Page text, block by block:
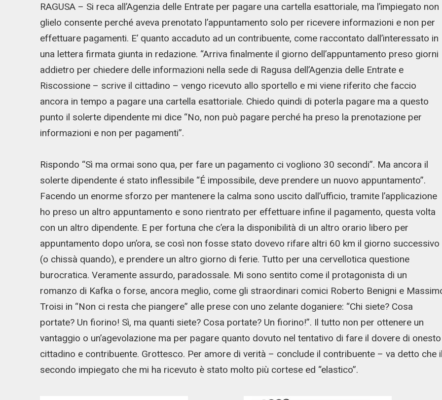
RAGUSA – Si reca all’Agenzia delle Entrate per pagare una cartella esattoriale, ma l’impiegato non
glielo consente perché aveva prenotato l’appuntamento solo per ricevere informazioni e non per
effettuare pagamenti. E’ quanto accaduto ad un contribuente, come raccontato dall’interessato in
una lettera firmata giunta in redazione. “Arriva finalmente il giorno dell’appuntamento preso giorni
addietro per chiedere delle informazioni nella sede di Ragusa dell’Agenzia delle Entrate e
Riscossione – scrive il cittadino – vengo ricevuto allo sportello e mi viene riferito che faccio
ancora in tempo a pagare una cartella esattoriale. Chiedo quindi di poterla pagare ma a questo
punto il solerte dipendente mi dice “No, non può pagare perché ha preso la prenotazione per
informazioni e non per pagamenti”.
Rispondo “Sì ma ormai sono qua, per fare un pagamento ci vogliono 30 secondi”. Ma ancora il
solerte dipendente é stato inflessibile “É impossibile, deve prendere un nuovo appuntamento”.
Facendo un enorme sforzo per mantenere la calma sono uscito dall’ufficio, tramite l’applicazione
ho preso un altro appuntamento e sono rientrato per effettuare infine il pagamento, questa volta
con un altro dipendente. E per fortuna che c’era la disponibilità di un altro orario libero per
appuntamento dopo un’ora, se così non fosse stato dovevo rifare altri 60 km il giorno successivo
(o chissà quando), e prendere un altro giorno di ferie. Tutto per una cervellotica questione
burocratica. Veramente assurdo, paradossale. Mi sono sentito come il protagonista di un
romanzo di Kafka o forse, ancora meglio, come gli straordinari comici Roberto Benigni e
Troisi in “Non ci resta che piangere” alle prese con uno zelante doganiere: “Chi siete? Cosa
portate? Un fiorino! Sì, ma quanti siete? Cosa portate? Un fiorino!”. Il tutto non per ottenere un
vantaggio o un’agevolazione ma per pagare quanto dovuto nel tentativo di fare il dovere di onesto
cittadino e contribuente. Grottesco. Per amore di verità – conclude il contribuente – va detto che
secondo impiegato che mi ha ricevuto è stato molto più cortese ed “elastico”.